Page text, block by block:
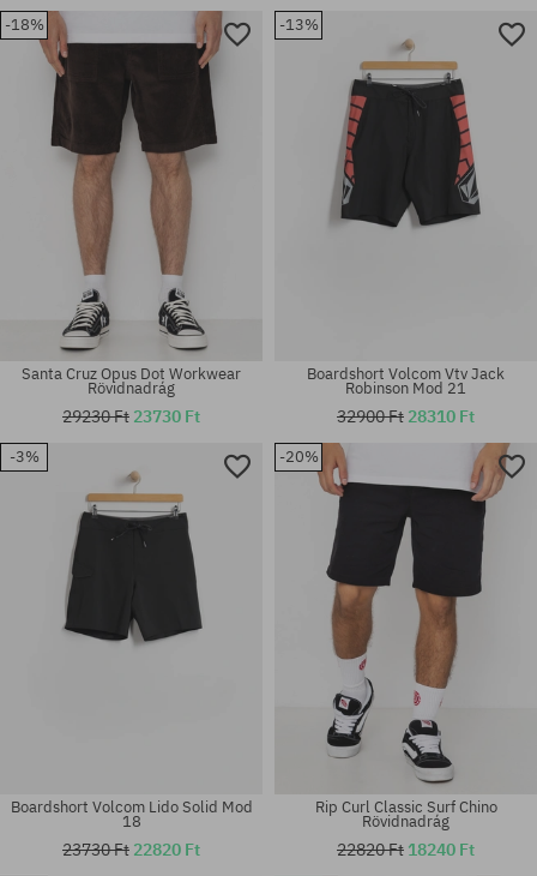
Elérhető méretek:
30; 32; 34
Elérhető méretek:
28; 29; 30; 31; 32; 33; 34; 36;
Elérhető méretek:
Elérhető méretek:
31; 32; 33; 34
-18%
Santa Cruz Opus Dot Workwear
Rövidnadrág
29230 Ft 23730 Ft
-13%
Boardshort Volcom Vtv Jack
Robinson Mod 21
32900 Ft 28310 Ft
-3%
Boardshort Volcom Lido Solid Mod
18
23730 Ft 22820 Ft
-20%
Rip Curl Classic Surf Chino
Rövidnadrág
22820 Ft 18240 Ft